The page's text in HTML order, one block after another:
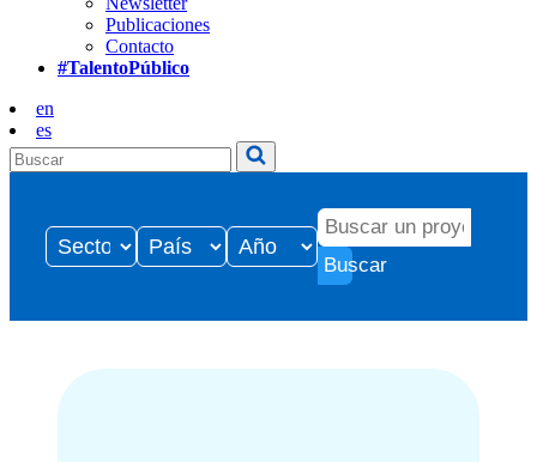
Publicaciones
Contacto
#TalentoPúblico
en
es
Buscar